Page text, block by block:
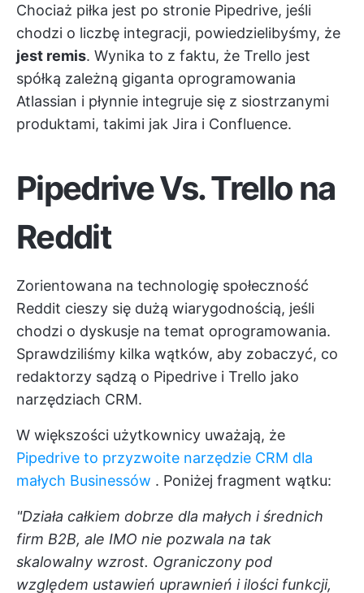
Chociaż piłka jest po stronie Pipedrive, jeśli
chodzi o liczbę integracji, powiedzielibyśmy, że
jest remis. Wynika to z faktu, że Trello jest
spółką zależną giganta oprogramowania
Atlassian i płynnie integruje się z siostrzanymi
produktami, takimi jak Jira i Confluence.
Pipedrive Vs. Trello na
Reddit
Zorientowana na technologię społeczność
Reddit cieszy się dużą wiarygodnością, jeśli
chodzi o dyskusje na temat oprogramowania.
Sprawdziliśmy kilka wątków, aby zobaczyć, co
redaktorzy sądzą o Pipedrive i Trello jako
narzędziach CRM.
W większości użytkownicy uważają, że
Pipedrive to przyzwoite narzędzie CRM dla
małych Businessów . Poniżej fragment wątku:
"Działa całkiem dobrze dla małych i średnich
firm B2B, ale IMO nie pozwala na tak
skalowalny wzrost. Ograniczony pod
względem ustawień uprawnień i ilości funkcji,